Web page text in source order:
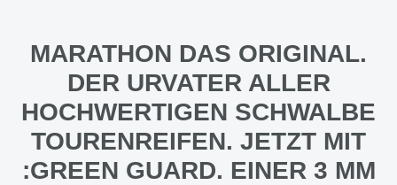
MARATHON DAS ORIGINAL.
DER URVATER ALLER
HOCHWERTIGEN SCHWALBE
TOURENREIFEN. JETZT MIT
:GREEN GUARD. EINER 3 MM